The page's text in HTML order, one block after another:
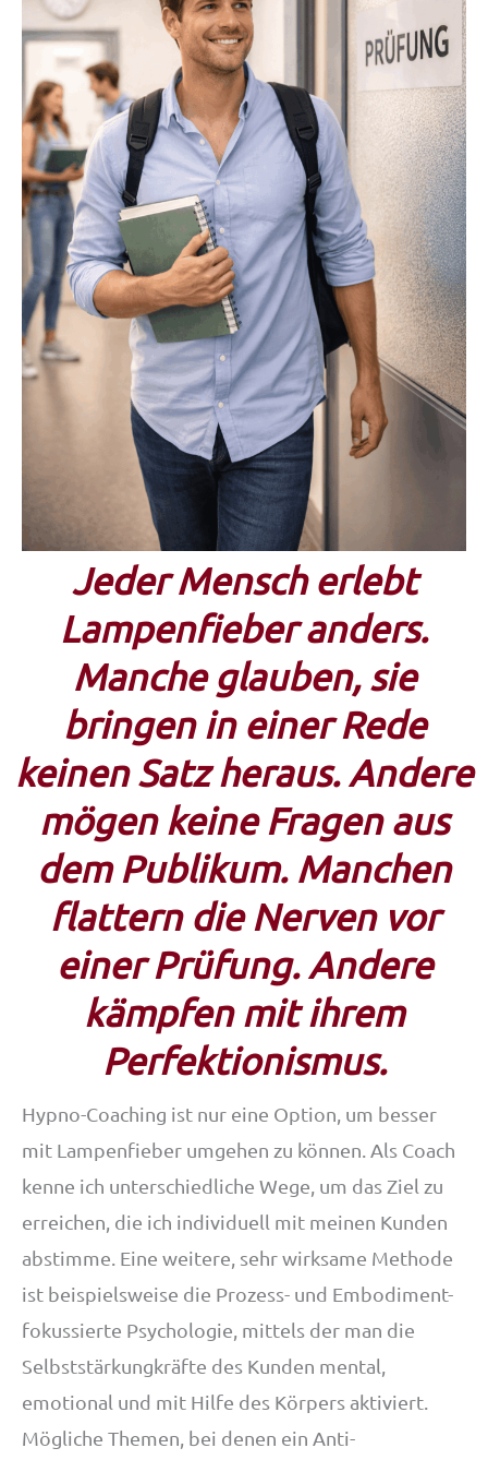
Jeder Mensch erlebt
Lampenfieber anders.
Manche glauben, sie
bringen in einer Rede
keinen Satz heraus. Andere
mögen keine Fragen aus
dem Publikum. Manchen
flattern die Nerven vor
einer Prüfung. Andere
kämpfen mit ihrem
Perfektionismus.
Hypno-Coaching ist nur eine Option, um besser
mit Lampenfieber umgehen zu können. Als Coach
kenne ich unterschiedliche Wege, um das Ziel zu
erreichen, die ich individuell mit meinen Kunden
abstimme. Eine weitere, sehr wirksame Methode
ist beispielsweise die Prozess- und Embodiment-
fokussierte Psychologie, mittels der man die
Selbststärkungkräfte des Kunden mental,
emotional und mit Hilfe des Körpers aktiviert.
Mögliche Themen, bei denen ein Anti-